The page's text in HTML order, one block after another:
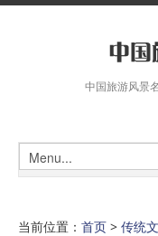
中国旅游风景
当前位置： 首页 > 传统